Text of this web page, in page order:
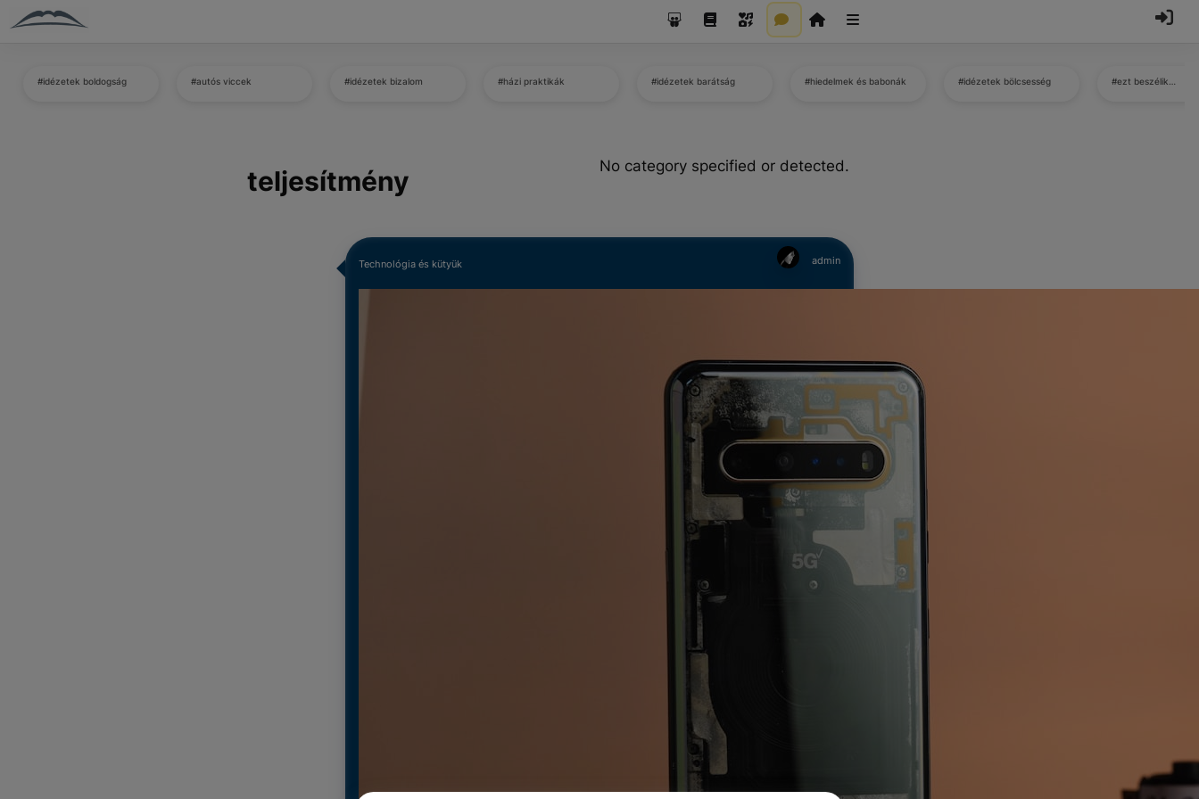
#idézetek boldogság #autós viccek #idézetek bizalom #házi praktikák #idézetek barátság #hiedelmek és babonák #idézetek bölcsesség #ezt beszélik…
teljesítmény No category specified or detected.
Technológia és kütyük admin